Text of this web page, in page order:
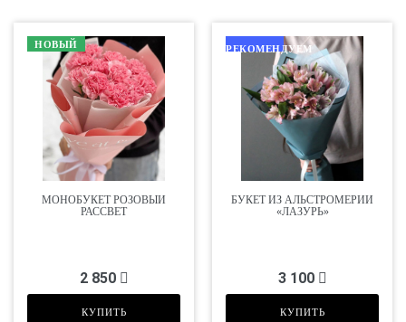
НОВЫЙ
МОНОБУКЕТ РОЗОВЫЙ
РАССВЕТ
2 850
КУПИТЬ
РЕКОМЕНДУЕМ
БУКЕТ ИЗ АЛЬСТРОМЕРИЙ
«ЛАЗУРЬ»
3 100
КУПИТЬ